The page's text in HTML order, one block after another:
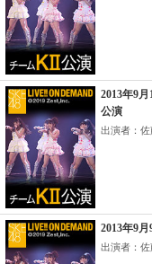
2013年9
公演
出演者：佐
2013年9
出演者：佐